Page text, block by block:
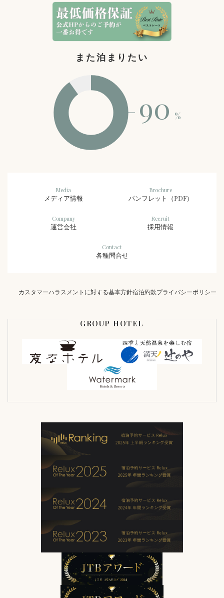
また泊まりたい
90 %
Media
メディア情報
Brochure
パンフレット（PDF）
Company
運営会社
Recruit
採用情報
Contact
各種問合せ
カスタマーハラスメントに対する基本方針宿泊約款プライバシーポリシー
GROUP HOTEL